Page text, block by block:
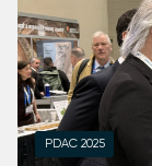
PDAC 2025